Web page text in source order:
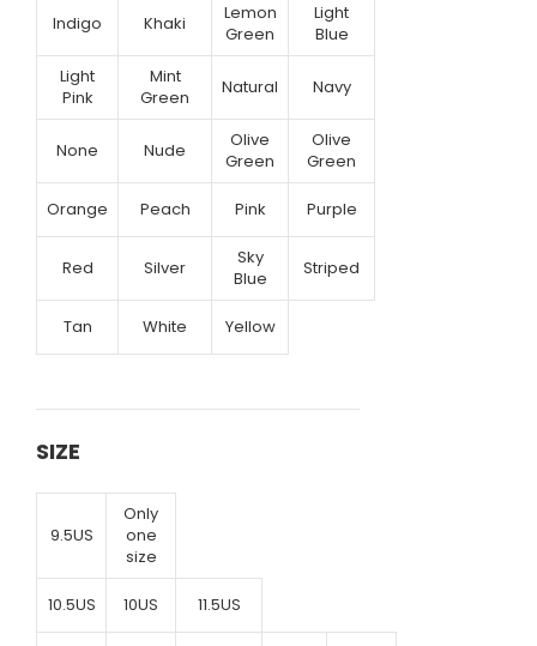
Indigo Khaki
Lemon
Green
Light
Blue
Light
Pink
Mint
Green
Natural Navy
None Nude
Olive
Green
Olive
Green
Orange Peach Pink Purple
Red Silver
Sky
Blue
Striped
Tan White Yellow
SIZE
9.5US
Only
one
size
10.5US 10US 11.5US